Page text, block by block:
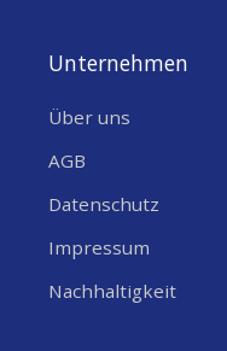
Unternehmen
Über uns
AGB
Datenschutz
Impressum
Nachhaltigkeit